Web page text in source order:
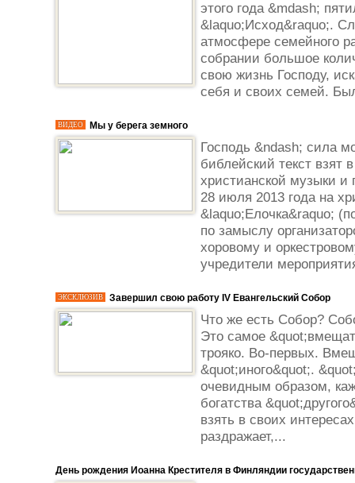
этого года &mdash;
&laquo;Исход&raquo;.
атмосфере семейного
собрании большое
свою жизнь Господу,
себя и своих семей.
ВИДЕО Мы у берега земного
Господь &ndash; сила
библейский текст взят
христианской музыки и
28 июля 2013 года на
&laquo;Елочка&raquo;
по замыслу
хоровому и
учредители
ЭКСКЛЮЗИВ Завершил свою работу IV Евангельский Собор
Что же есть Собор?
Это самое
трояко. Во-первых.
&quot;иного&quot;.
очевидным образом,
богатства
взять в своих
раздражает,...
День рождения Иоанна Крестителя в Финляндии